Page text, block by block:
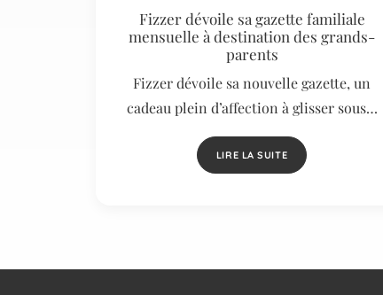
Fizzer dévoile sa gazette familiale
mensuelle à destination des grands-
parents
Fizzer dévoile sa nouvelle gazette, un
cadeau plein d’affection à glisser sous…
LIRE LA SUITE